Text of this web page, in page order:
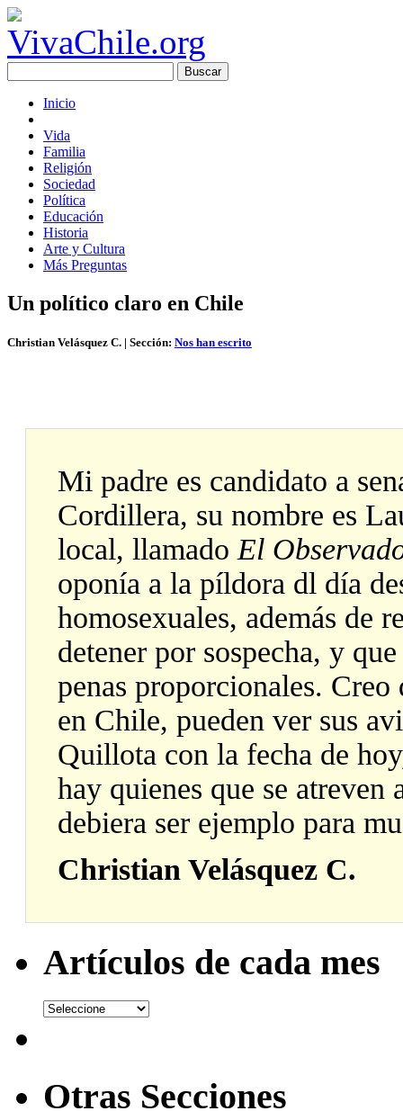
Inicio
Vida
Familia
Religión
Sociedad
Política
Educación
Historia
Arte y Cultura
Más Preguntas
Un político claro en Chile
Christian Velásquez C. | Sección: Nos han escrito
Mi padre es candidato a
Cordillera, su nombre es
local, llamado El
oponía a la píldora dl día
homosexuales, además de
detener por sospecha, y
penas proporcionales.
en Chile, pueden ver sus
Quillota con la fecha de
hay quienes que se atreven
debiera ser ejemplo para
Christian Velásquez C.
Artículos de cada mes
Otras Secciones